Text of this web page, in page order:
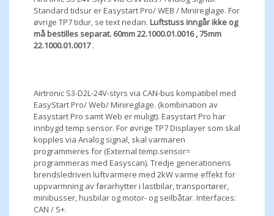
Standard tidsur er Easystart Pro/ WEB / Minireglage. For
øvrige TP7 tidur, se text nedan. Luftstuss inngår ikke og
må bestilles separat. 60mm 22.1000.01.0016 ,75mm
22.1000.01.0017.
Airtronic S3-D2L-24V-styrs via CAN-bus kompatibel med
EasyStart Pro/ Web/ Minireglage. (kombination av
Easystart Pro samt Web er muligt). Easystart Pro har
innbygd temp sensor. For øvrige TP7 Displayer som skal
kopples via Analog signal, skal varmaren
programmeres for (External temp.sensor=
programmeras med Easyscan). Tredje generationens
brendsledriven luftvarmere med 2kW varme effekt for
uppvarmning av førarhytter i lastbilar, transportører,
minibusser, husbilar og motor- og seilbåtar. Interfaces:
CAN / S+.